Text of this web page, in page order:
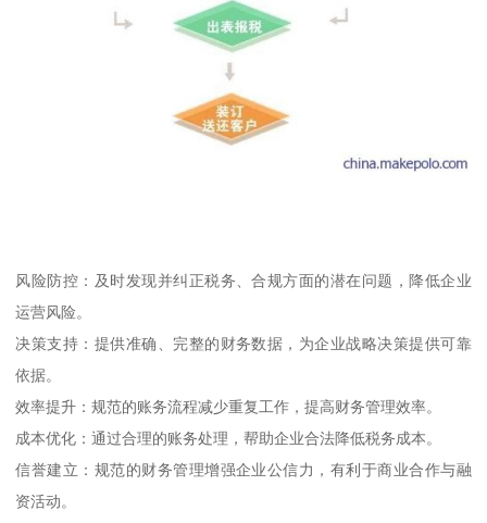
风险防控：及时发现并纠正税务、合规方面的潜在问题，降低企业
运营风险。
决策支持：提供准确、完整的财务数据，为企业战略决策提供可靠
依据。
效率提升：规范的账务流程减少重复工作，提高财务管理效率。
成本优化：通过合理的账务处理，帮助企业合法降低税务成本。
信誉建立：规范的财务管理增强企业公信力，有利于商业合作与融
资活动。